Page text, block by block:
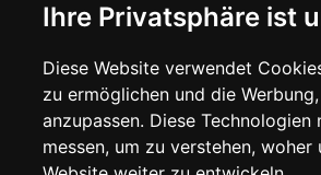
Ihre Privatsphäre ist
Diese Website verwendet
zu ermöglichen und die
anzupassen. Diese
messen, um zu verstehen,
Saisonlinks:
Silvester
Silvester im